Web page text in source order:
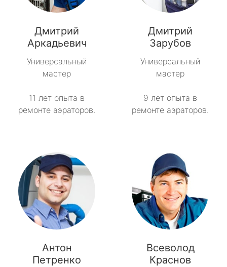
Дмитрий
Аркадьевич
Универсальный
мастер
11 лет опыта в
ремонте аэраторов.
Дмитрий
Зарубов
Универсальный
мастер
9 лет опыта в
ремонте аэраторов.
Антон
Петренко
Всеволод
Краснов